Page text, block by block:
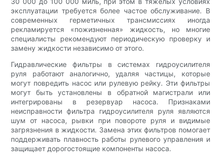
эксплуатации требуется более частое обслуживание. В
современных герметичных трансмиссиях иногда
рекламируется «пожизненная» жидкость, но многие
специалисты рекомендуют периодическую проверку и
замену жидкости независимо от этого.
Гидравлические фильтры в системах гидроусилителя
руля работают аналогично, удаляя частицы, которые
могут повредить насос или рулевую рейку. Эти фильтры
могут быть установлены в обратной магистрали или
интегрированы в резервуар насоса. Признаками
неисправности фильтра гидроусилителя руля являются
шум от насоса, рывки при повороте руля и видимые
загрязнения в жидкости. Замена этих фильтров помогает
поддерживать плавность работы рулевого управления и
защищает дорогостоящие компоненты насоса.